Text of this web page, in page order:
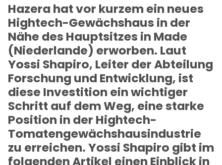
Hazera hat vor kurzem ein neues
Hightech-Gewächshaus in der
Nähe des Hauptsitzes in Made
(Niederlande) erworben. Laut
Yossi Shapiro, Leiter der Abteilung
Forschung und Entwicklung, ist
diese Investition ein wichtiger
Schritt auf dem Weg, eine starke
Position in der Hightech-
Tomatengewächshausindustrie
zu erreichen. Yossi Shapiro gibt im
folgenden Artikel einen Einblick in